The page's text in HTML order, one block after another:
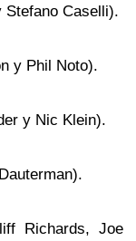
Caselli).
y Phil Noto).
y Nic Klein).
Richards, Joe